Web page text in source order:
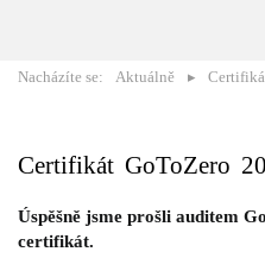
Nacházíte se: Aktuálně
Certifikát GoToZero
Úspěšně jsme prošli auditem
certifikát.